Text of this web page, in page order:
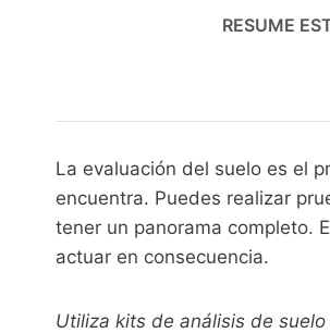
RESUME
La evaluación del suelo es el
encuentra. Puedes realizar
tener un panorama completo.
actuar en consecuencia.
Utiliza kits de análisis de